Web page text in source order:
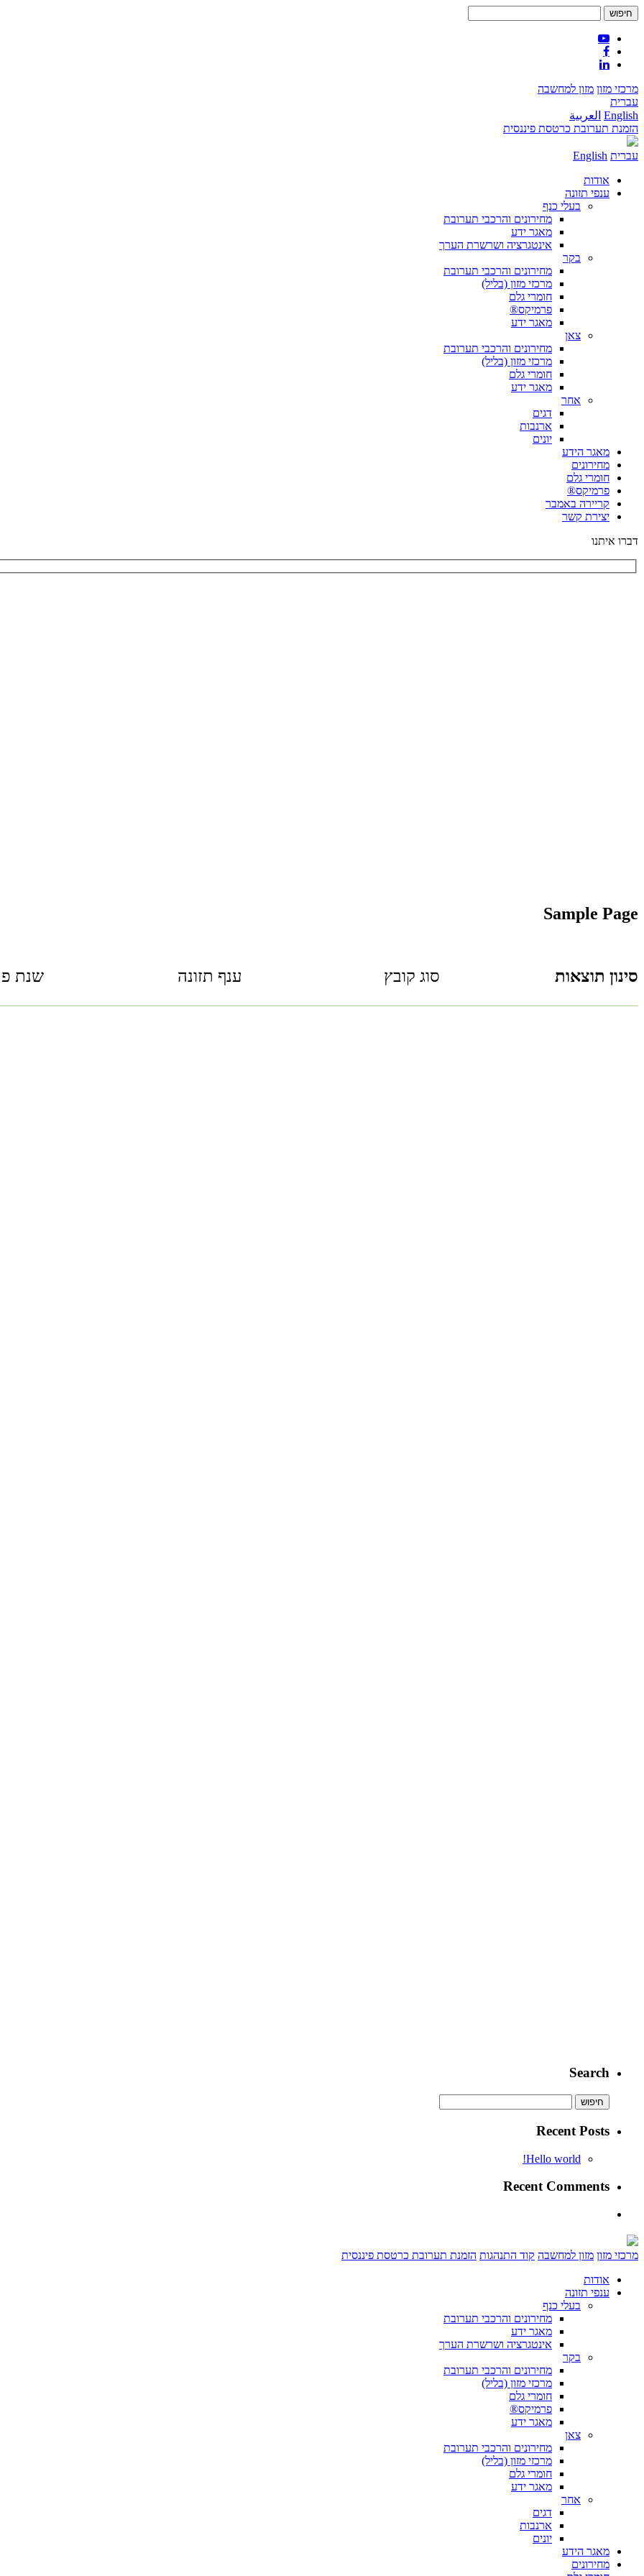
מרכזי מזון מזון למחשבה
עברית
English العربية
הזמנת תערובת כרטסת פיננסית
עברית English
אודות
ענפי תזונה
בעלי כנף
מחירונים והרכבי תערובת
מאגר ידע
אינטגרציה ושרשרת הערך
בקר
מחירונים והרכבי תערובת
מרכזי מזון (בליל)
חומרי גלם
פרמיקס®
מאגר ידע
צאן
מחירונים והרכבי תערובת
מרכזי מזון (בליל)
חומרי גלם
מאגר ידע
אחר
דגים
ארנבות
יונים
מאגר הידע
מחירונים
חומרי גלם
פרמיקס®
קריירה באמבר
יצירת קשר
דברו איתנו
Sample Page
סינון תוצאות סוג קובץ ענף תזונה שנת
Search
Recent Posts
Hello world!
Recent Comments
מרכזי מזון מזון למחשבה קוד התנהגות הזמנת תערובת כרטסת פיננסית
אודות
ענפי תזונה
בעלי כנף
מחירונים והרכבי תערובת
מאגר ידע
אינטגרציה ושרשרת הערך
בקר
מחירונים והרכבי תערובת
מרכזי מזון (בליל)
חומרי גלם
פרמיקס®
מאגר ידע
צאן
מחירונים והרכבי תערובת
מרכזי מזון (בליל)
חומרי גלם
מאגר ידע
אחר
דגים
ארנבות
יונים
מאגר הידע
מחירונים